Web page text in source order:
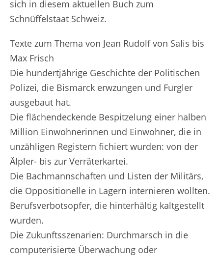
sich in diesem aktuellen Buch zum
Schnüffelstaat Schweiz.
Texte zum Thema von Jean Rudolf von Salis bis
Max Frisch
Die hundertjährige Geschichte der Politischen
Polizei, die Bismarck erwzungen und Furgler
ausgebaut hat.
Die flächendeckende Bespitzelung einer halben
Million Einwohnerinnen und Einwohner, die in
unzähligen Registern fichiert wurden: von der
Älpler- bis zur Verräterkartei.
Die Bachmannschaften und Listen der Militärs,
die Oppositionelle in Lagern internieren wollten.
Berufsverbotsopfer, die hinterhältig kaltgestellt
wurden.
Die Zukunftsszenarien: Durchmarsch in die
computerisierte Überwachung oder